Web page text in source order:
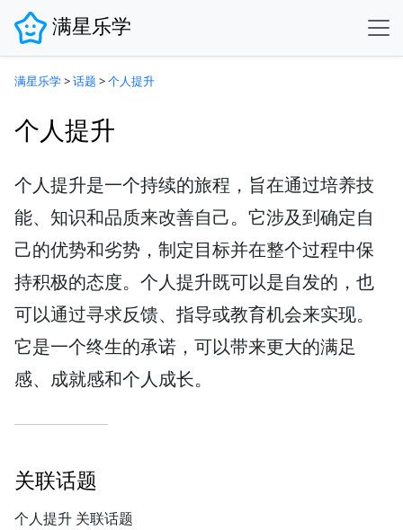
满星乐学
满星乐学>话题 >个人提升
个人提升
个人提升是一个持续的旅程，旨在通过培养技
能、知识和品质来改善自己。它涉及到确定自
己的优势和劣势，制定目标并在整个过程中保
持积极的态度。个人提升既可以是自发的，也
可以通过寻求反馈、指导或教育机会来实现。
它是一个终生的承诺，可以带来更大的满足
感、成就感和个人成长。
关联话题
个人提升 关联话题